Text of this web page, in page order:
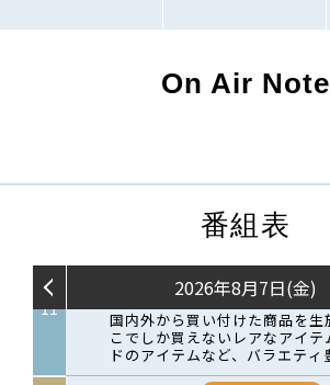
On Air Note
番組表